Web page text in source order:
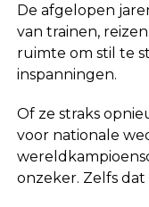
De afgelopen
van trainen,
ruimte om stil te
inspanningen.
Of ze straks
voor nationale
onzeker. Zelfs